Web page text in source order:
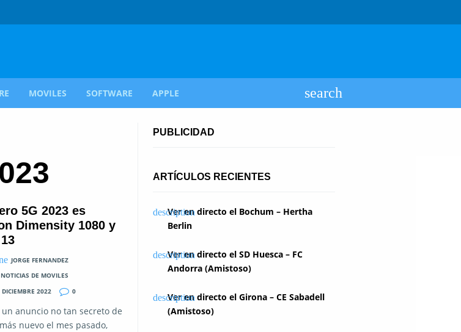
MOVILES SOFTWARE APPLE
5G 2023 es
Dimensity 1080 y
JORGE FERNANDEZ
NOTICIAS DE MOVILES
DICIEMBRE 2022
0
un anuncio no tan secreto de
nuevo el mes pasado,
PUBLICIDAD
ARTÍCULOS RECIENTES
Ver en directo el Bochum – Hertha
Berlin
Ver en directo el SD Huesca – FC
Andorra (Amistoso)
Ver en directo el Girona – CE Sabadell
(Amistoso)